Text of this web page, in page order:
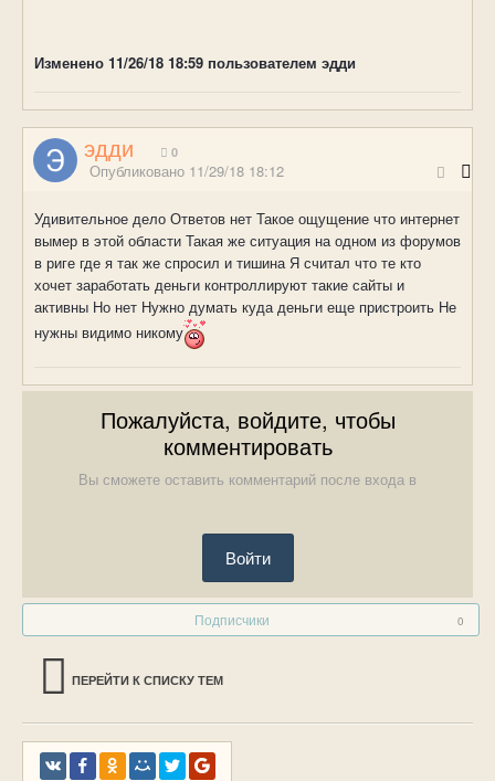
Изменено 11/26/18 18:59 пользователем эдди
эдди 0
Опубликовано 11/29/18 18:12
Удивительное дело Ответов нет Такое ощущение что интернет
вымер в этой области Такая же ситуация на одном из форумов
в риге где я так же спросил и тишина Я считал что те кто
хочет заработать деньги контроллируют такие сайты и
активны Но нет Нужно думать куда деньги еще пристроить Не
нужны видимо никому
Пожалуйста, войдите, чтобы
комментировать
Вы сможете оставить комментарий после входа в
Войти
Подписчики 0
ПЕРЕЙТИ К СПИСКУ ТЕМ